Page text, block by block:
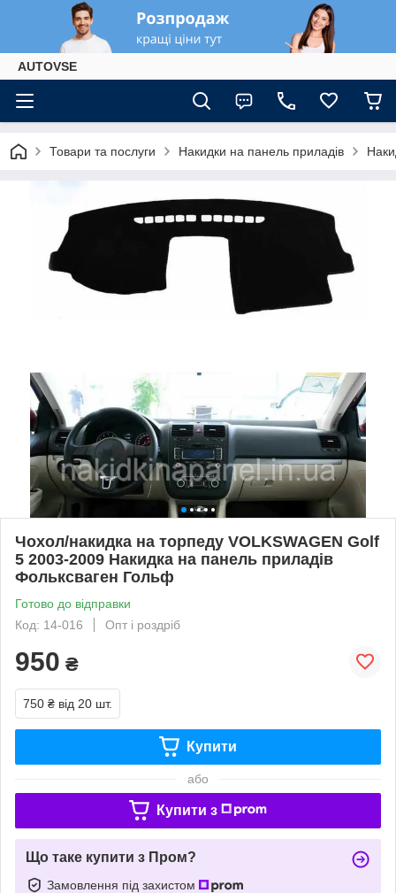
AUTOVSE
Товари та послуги Накидки на панель приладів
Чохол/накидка на торпеду VOLKSWAGEN Golf
5 2003-2009 Накидка на панель приладів
Фольксваген Гольф
Готово до відправки
Код: 14-016
Опт і роздріб
950 ₴
750 ₴ від 20 шт.
Купити
або
Купити з
Що таке купити з Пром?
Замовлення під захистом